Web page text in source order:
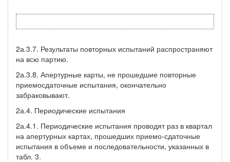
2а.3.7. Результаты повторных испытаний распространяют
на всю партию.
2а.3.8. Апертурные карты, не прошедшие повторные
приемо­сдаточные испытания, окончательно
забраковывают.
2а.4. Периодические испытания
2а.4.1. Периодические испытания проводят раз в квартал
на апертурных картах, прошедших приемо-сдаточные
испытания в объеме и последовательности, указанных в
табл. 3.